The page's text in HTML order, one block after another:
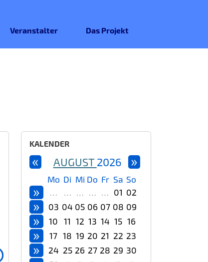
Veranstalter Das Projekt
KALENDER
»
« AUGUST2026
Mo Di Mi Do Fr Sa So
» … … … … … 01 02
» 03 04 05 06 07 08 09
» 10 11 12 13 14 15 16
» 17 18 19 20 21 22 23
» 24 25 26 27 28 29 30